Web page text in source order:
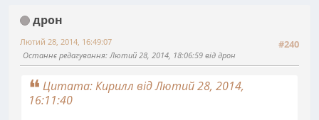
дрон
#240
Лютий 28, 2014, 16:49:07
Останнє редагування: Лютий 28, 2014, 18:06:59 від дрон
Цитата: Кирилл від Лютий 28, 2014,
16:11:40